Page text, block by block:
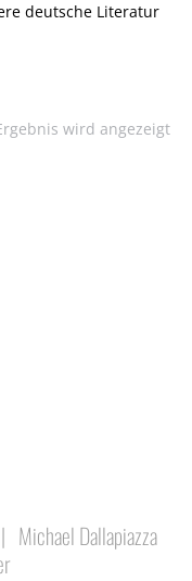
deutsche Literatur
wird angezeigt
| Michael Dallapiazza